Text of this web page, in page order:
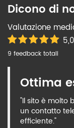
Dicono di
Valutazione
9 feedback totali
Ottima
"Il sito è molto
un contatto
efficiente."